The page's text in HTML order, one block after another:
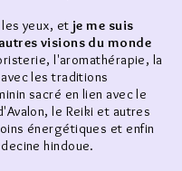
les yeux, et je me suis
visions du monde
l'aromathérapie, la
les traditions
sacré en lien avec le
le Reiki et autres
énergétiques et enfin
hindoue.